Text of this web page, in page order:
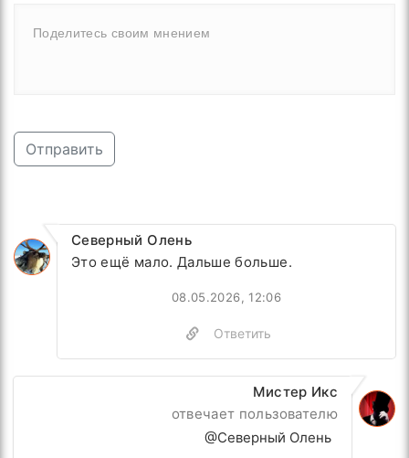
Отправить
Северный Олень
Это ещё мало. Дальше больше.
08.05.2026, 12:06
Ответить
Мистер Икс
отвечает пользователю
@Северный Олень